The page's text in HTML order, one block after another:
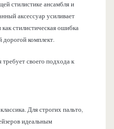
стилистике ансамбля и
аксессуар усиливает
стилистическая ошибка
комплект.
своего подхода к
Для строгих пальто,
идеальным